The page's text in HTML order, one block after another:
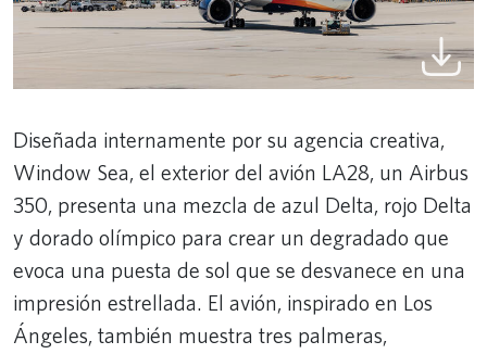
Diseñada internamente por su agencia creativa,
Window Sea, el exterior del avión LA28, un Airbus
350, presenta una mezcla de azul Delta, rojo Delta
y dorado olímpico para crear un degradado que
evoca una puesta de sol que se desvanece en una
impresión estrellada. El avión, inspirado en Los
Ángeles, también muestra tres palmeras,